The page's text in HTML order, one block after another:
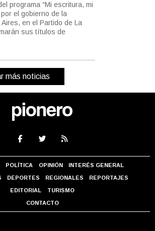
programa “Mi escritura, mi
el gobierno de la
en el Partido de La
sus títulos de
más noticias
POLÍTICA OPINIÓN INTERÉS GENERAL
DEPORTES REGIONALES REPORTAJES
EDITORIAL TURISMO
CONTACTO